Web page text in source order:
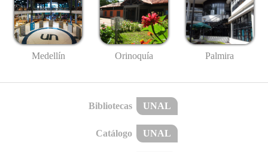
Medellín Orinoquía Palmira
Bibliotecas UNAL
Catálogo UNAL